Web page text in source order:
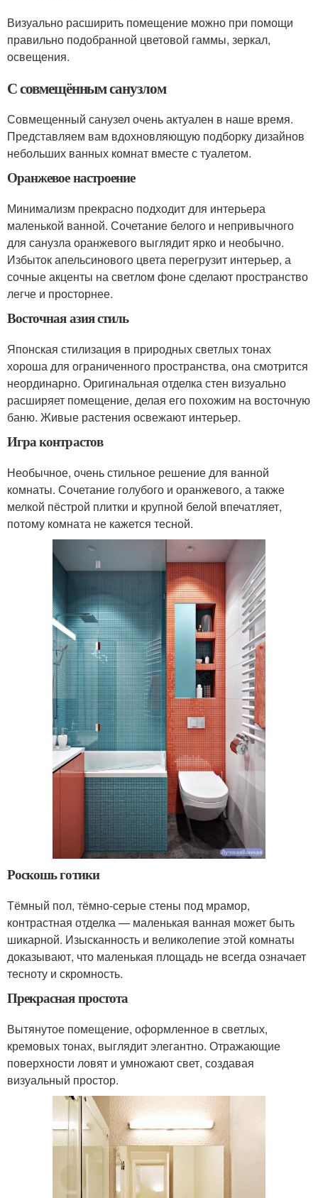
Визуально расширить помещение можно при помощи
правильно подобранной цветовой гаммы, зеркал,
освещения.
С совмещённым санузлом
Совмещенный санузел очень актуален в наше время.
Представляем вам вдохновляющую подборку дизайнов
небольших ванных комнат вместе с туалетом.
Оранжевое настроение
Минимализм прекрасно подходит для интерьера
маленькой ванной. Сочетание белого и непривычного
для санузла оранжевого выглядит ярко и необычно.
Избыток апельсинового цвета перегрузит интерьер, а
сочные акценты на светлом фоне сделают пространство
легче и просторнее.
Восточная азия стиль
Японская стилизация в природных светлых тонах
хороша для ограниченного пространства, она смотрится
неординарно. Оригинальная отделка стен визуально
расширяет помещение, делая его похожим на восточную
баню. Живые растения освежают интерьер.
Игра контрастов
Необычное, очень стильное решение для ванной
комнаты. Сочетание голубого и оранжевого, а также
мелкой пёстрой плитки и крупной белой впечатляет,
потому комната не кажется тесной.
Роскошь готики
Тёмный пол, тёмно-серые стены под мрамор,
контрастная отделка — маленькая ванная может быть
шикарной. Изысканность и великолепие этой комнаты
доказывают, что маленькая площадь не всегда означает
тесноту и скромность.
Прекрасная простота
Вытянутое помещение, оформленное в светлых,
кремовых тонах, выглядит элегантно. Отражающие
поверхности ловят и умножают свет, создавая
визуальный простор.